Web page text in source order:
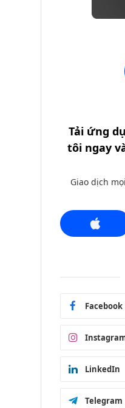
Tải ứng
tôi ngay
Giao dịch
Facebook
LinkedIn
Telegram